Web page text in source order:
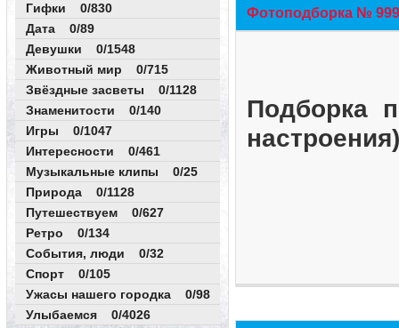
Гифки 0/830
Дата 0/89
Девушки 0/1548
Животный мир 0/715
Звёздные засветы 0/1128
Знаменитости 0/140
Игры 0/1047
Интересности 0/461
Музыкальные клипы 0/25
Природа 0/1128
Путешествуем 0/627
Ретро 0/134
События, люди 0/32
Спорт 0/105
Ужасы нашего городка 0/98
Улыбаемся 0/4026
Фотоподборка №
Подборка